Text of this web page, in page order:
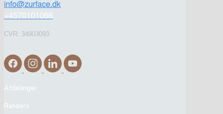
CVR: 34903093
Afdelinger
Randers